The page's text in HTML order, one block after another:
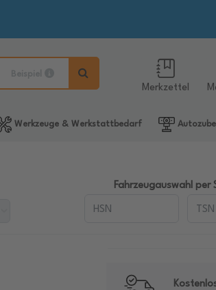
Merkzettel
Werkzeuge & Werkstattbedarf
Fahrzeugauswahl per